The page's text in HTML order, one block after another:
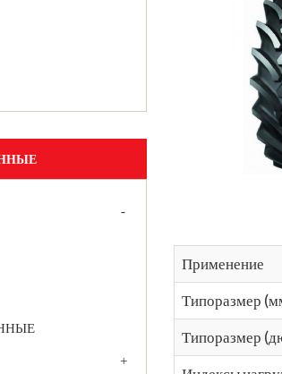
Применение
Типоразмер
Типоразмер